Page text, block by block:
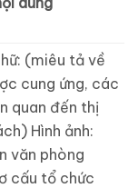
(miêu tả về
cung ứng, các
quan đến thị
Hình ảnh:
văn phòng
cấu tổ chức